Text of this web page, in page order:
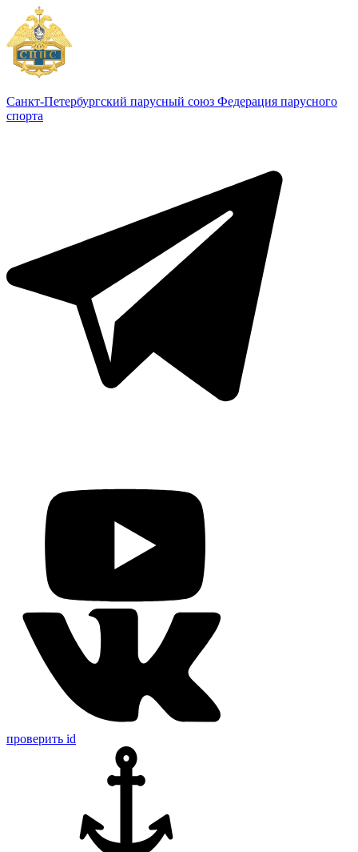
Санкт-Петербургский парусный союз Федерация парусного
спорта
проверить id